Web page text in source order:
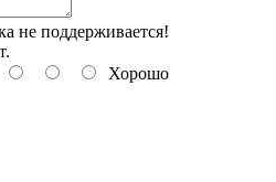
не поддерживается!
Хорошо